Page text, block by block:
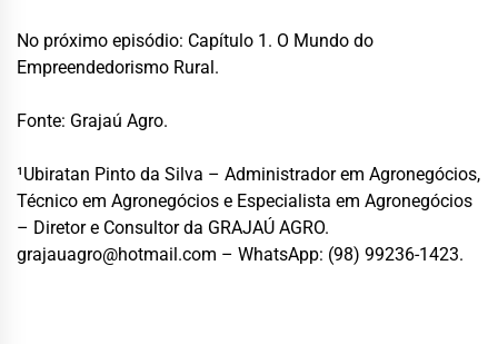
No próximo episódio: Capítulo 1. O Mundo do
Empreendedorismo Rural.
Fonte: Grajaú Agro.
¹Ubiratan Pinto da Silva – Administrador em Agronegócios,
Técnico em Agronegócios e Especialista em Agronegócios
– Diretor e Consultor da GRAJAÚ AGRO.
grajauagro@hotmail.com – WhatsApp: (98) 99236-1423.